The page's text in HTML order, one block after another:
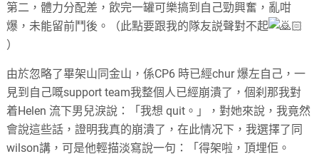
第二，體力分配差，飲完一罐可樂搞到自己勁興奮，亂咁
爆，未能留前鬥後。（此點要跟我的隊友説聲對不起
）
由於忽略了畢架山同金山，係CP6 時已經chur 爆左自己，一
見到自己嘅support team我整個人已經崩潰了，個刹那我對
着Helen 流下男兒淚說：「我想 quit。」，對她來說，我竟然
會說這些話，證明我真的崩潰了，在此情况下，我選擇了同
wilson講，可是他輕描淡寫說一句：「得架啦，頂埋佢。